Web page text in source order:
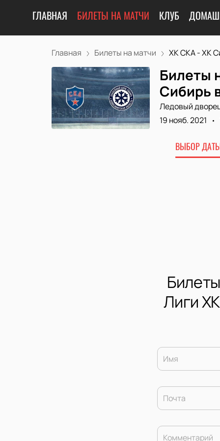
ГЛАВНАЯ БИЛЕТЫ НА МАТЧИ КЛУБ
Главная Билеты на матчи ХК СКА - ХК
Билеты
Сибирь
Ледовый
19 нояб. 2021
ВЫБОР
Лиги
Имя
Почта
Комментарий